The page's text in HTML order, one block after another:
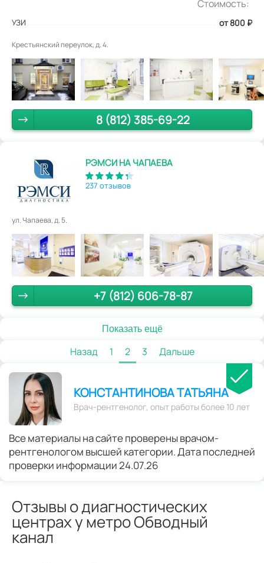
Стоимость:
УЗИ от 800 ₽
Крестьянский переулок, д. 4.
8 (812) 385-69-22
РЭМСИ НА ЧАПАЕВА
237 отзывов
ул. Чапаева, д. 5.
+7 (812) 606-78-87
Показать ещё
Назад 1 2 3 Дальше
КОНСТАНТИНОВА ТАТЬЯНА
Врач-рентгенолог, опыт работы более 10 лет
Все материалы на сайте проверены врачом-
рентгенологом высшей категории. Дата последней
проверки информации 24.07.26
Отзывы о диагностических
центрах у метро Обводный
канал